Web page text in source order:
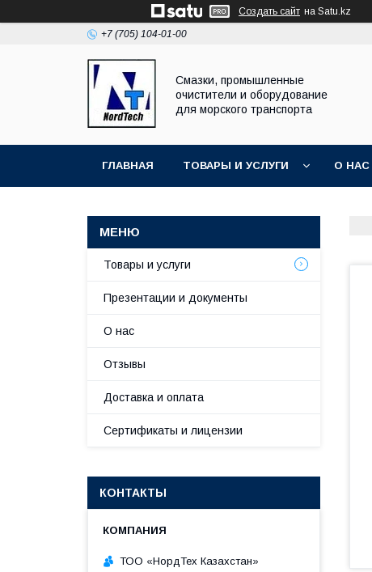
Создать сайт на Satu.kz
+7 (705) 104-01-00
Смазки, промышленные
очистители и оборудование
для морского транспорта
ГЛАВНАЯ ТОВАРЫ И УСЛУГИ О НАС
Товары и услуги
Презентации и документы
О нас
Отзывы
Доставка и оплата
Сертификаты и лицензии
КОНТАКТЫ
ТОО «НордТех Казахстан»